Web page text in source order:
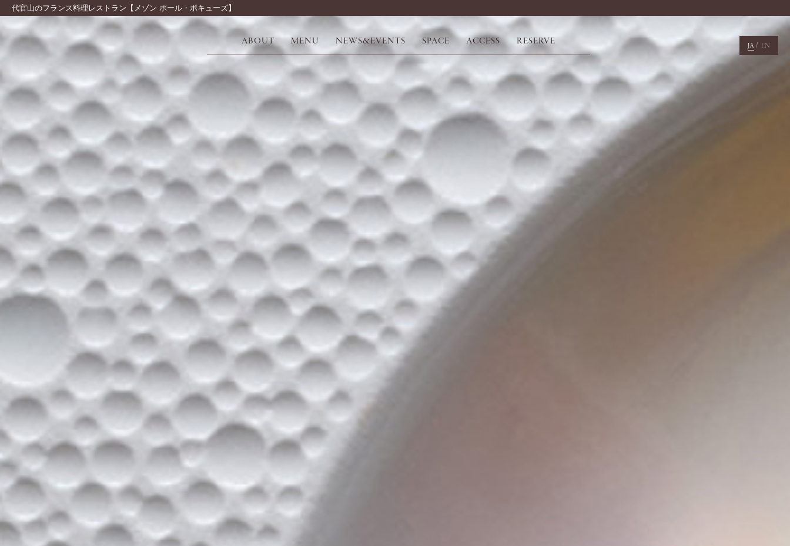
代官山のフランス料理レストラン【メゾン ポール・ボキューズ】
ABOUT MENU NEWS&EVENTS SPACE ACCESS RESERVE JA / EN